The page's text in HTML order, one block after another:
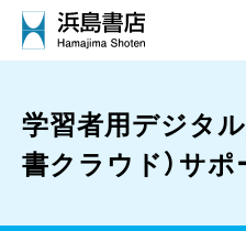
学習者用デジタ
書クラウド）サポ